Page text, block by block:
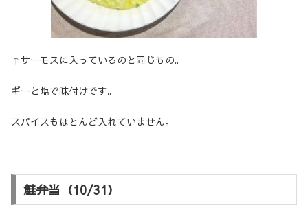
↑サーモスに入っているのと同じもの。
ギーと塩で味付けです。
スパイスもほとんど入れていません。
鮭弁当（10/31）